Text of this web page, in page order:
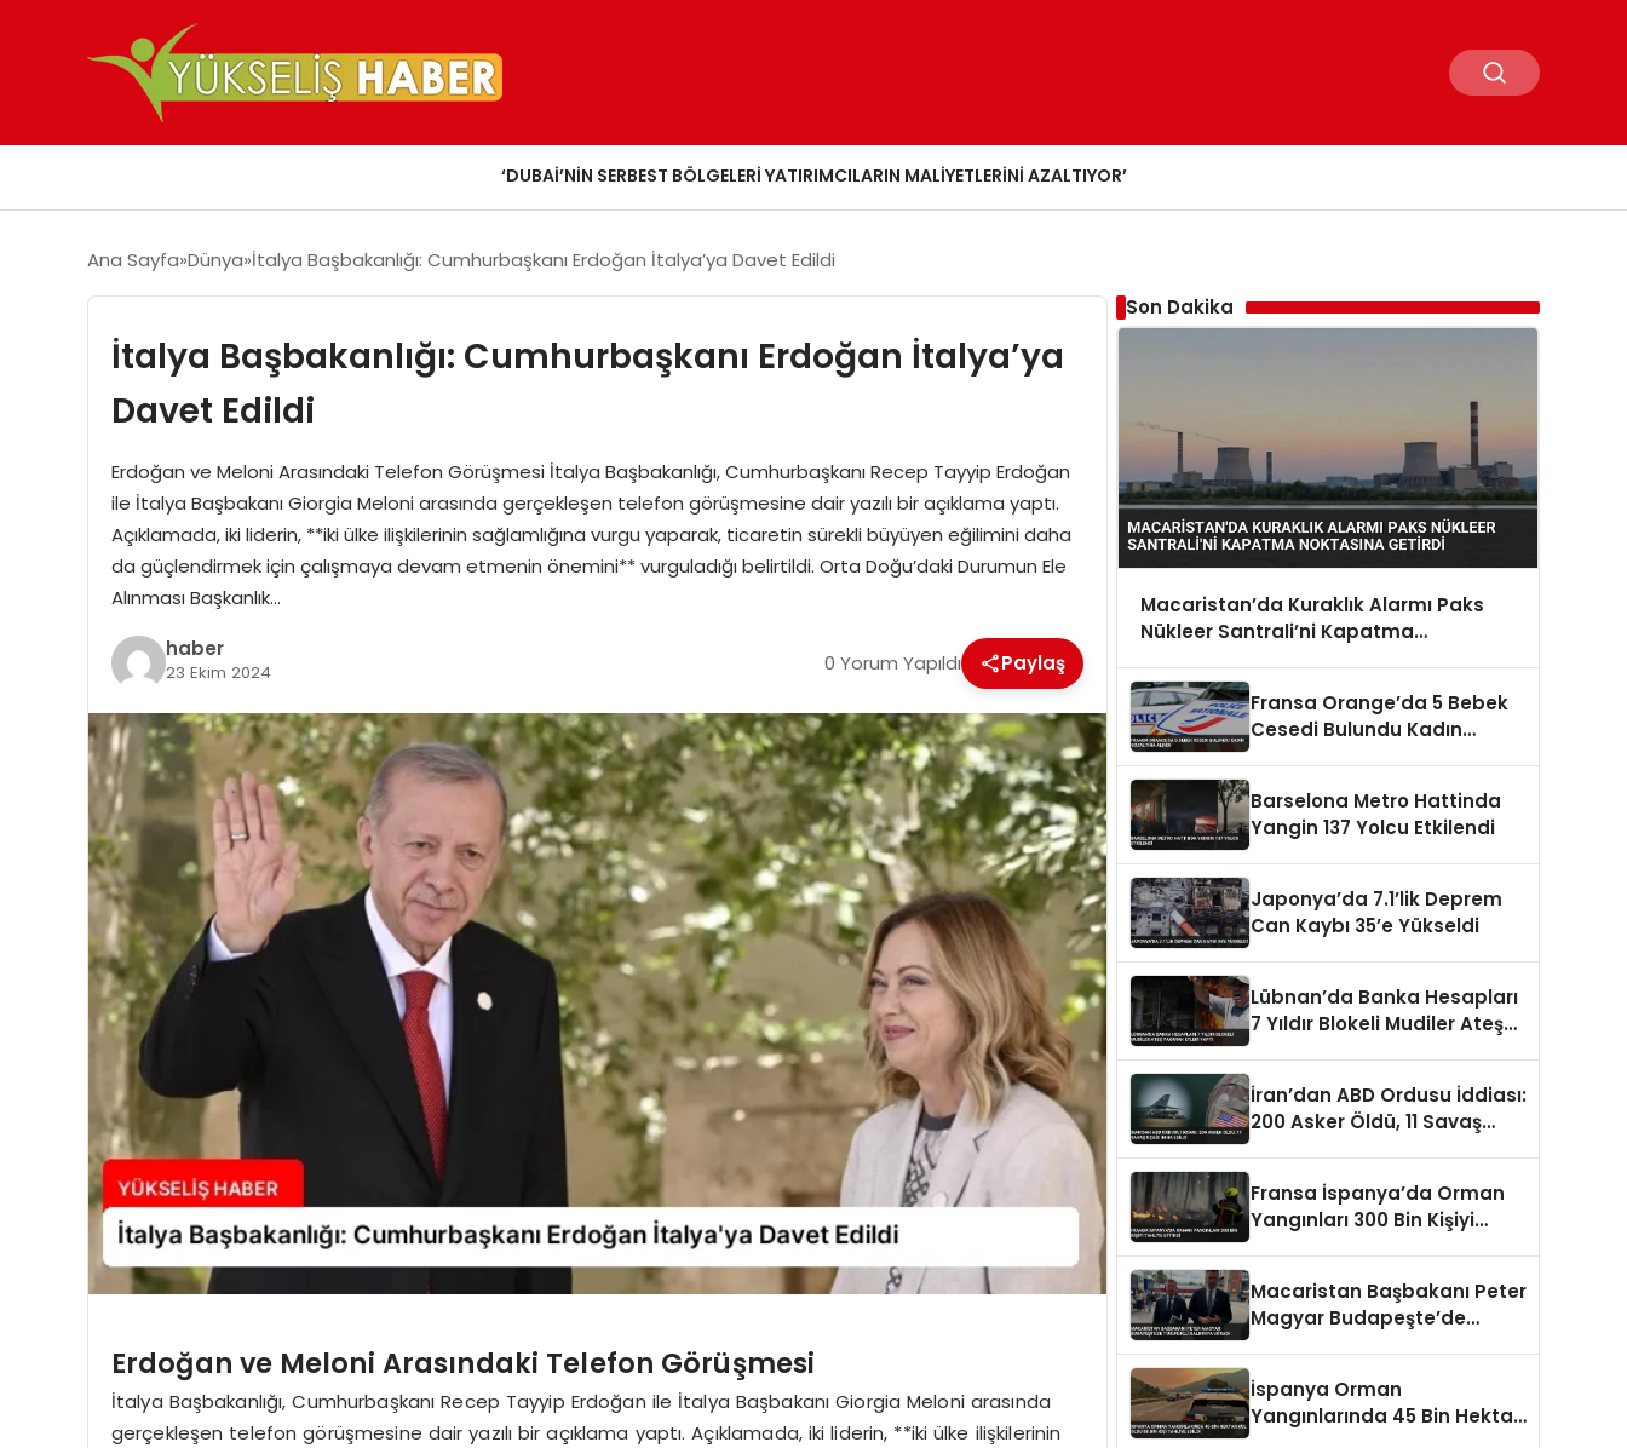
‘DUBAI’NIN SERBEST BÖLGELERI YATIRIMCILARIN MALIYETLERINI AZALTIYOR’
Ana Sayfa Dünya İtalya Başbakanlığı: Cumhurbaşkanı Erdoğan İtalya’ya Davet Edildi
İtalya Başbakanlığı: Cumhurbaşkanı Erdoğan İtalya’ya
Davet Edildi
Erdoğan ve Meloni Arasındaki Telefon Görüşmesi İtalya Başbakanlığı, Cumhurbaşkanı Recep Tayyip Erdoğan
ile İtalya Başbakanı Giorgia Meloni arasında gerçekleşen telefon görüşmesine dair yazılı bir açıklama yaptı.
Açıklamada, iki liderin, **iki ülke ilişkilerinin sağlamlığına vurgu yaparak, ticaretin sürekli büyüyen eğilimini daha
da güçlendirmek için çalışmaya devam etmenin önemini** vurguladığı belirtildi. Orta Doğu’daki Durumun Ele
Alınması Başkanlık…
haber
23 Ekim 2024 0 Yorum Yapıldı Paylaş
Erdoğan ve Meloni Arasındaki Telefon Görüşmesi
İtalya Başbakanlığı, Cumhurbaşkanı Recep Tayyip Erdoğan ile İtalya Başbakanı Giorgia Meloni arasında
gerçekleşen telefon görüşmesine dair yazılı bir açıklama yaptı. Açıklamada, iki liderin, **iki ülke ilişkilerinin
Son Dakika
Macaristan’da Kuraklık Alarmı Paks
Nükleer Santrali’ni Kapatma
Fransa Orange’da 5 Bebek
Cesedi Bulundu Kadın
Barselona Metro Hattinda
Yangin 137 Yolcu Etkilendi
Japonya’da 7.1’lik Deprem
Can Kaybı 35’e Yükseldi
Lübnan’da Banka Hesapları
7 Yıldır Blokeli Mudiler Ateş
İran’dan ABD Ordusu İddiası:
200 Asker Öldü, 11 Savaş
Fransa İspanya’da Orman
Yangınları 300 Bin Kişiyi
Macaristan Başbakanı Peter
Magyar Budapeşte’de
İspanya Orman
Yangınlarında 45 Bin Hektar